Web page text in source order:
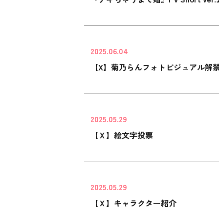
2025.06.04
【X】菊乃らんフォトビジュアル解
2025.05.29
【Ｘ】絵文字投票
2025.05.29
【Ｘ】キャラクター紹介